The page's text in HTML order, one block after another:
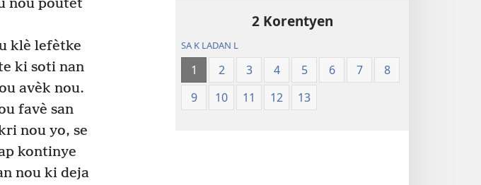
nou poutèt
klè lefètke
ki soti nan
avèk nou.
favè san
nou yo, se
kontinye
nou ki deja
2 Korentyen
SA K LADAN L
1 2 3 4 5 6 7
8
9
10 11 12 13